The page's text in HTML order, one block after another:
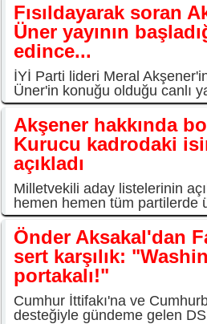
Fısıldayarak soran
Üner yayının
edince...
İYİ Parti lideri Meral
Üner'in konuğu olduğu canlı
Akşener hakkında
Kurucu kadrodaki
açıkladı
Milletvekili aday listelerinin
hemen hemen tüm partilerde
Önder Aksakal'dan
sert karşılık:
portakalı!"
Cumhur İttifakı'na ve
desteğiyle gündeme gelen